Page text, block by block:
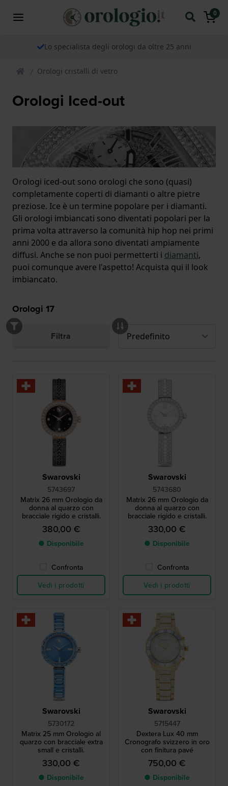
0
Lo specialista degli orologi da oltre 25 anni
Orologi cristalli di vetro
Orologi Iced-out
Orologi iced-out sono orologi che sono (quasi)
completamente coperti di diamanti o altre pietre
preziose. Ice è un termine popolare per i diamanti.
Gli orologi imbiancati sono diventati popolari per la
prima volta attraverso la comunità hip hop nei primi
anni 2000 e da allora sono diventati ampiamente
diffusi. Anche se non puoi permetterti i diamanti,
puoi comunque avere l'aspetto! Acquista qui il look
imbiancato.
Orologi 17
Filtra
Swarovski
5743697
Matrix 26 mm Orologio da
donna al quarzo con
bracciale rigido e cristalli.
380,00 €
● Disponibile
Confronta
Vedi i prodotti
Swarovski
5743680
Matrix 26 mm Orologio da
donna al quarzo con
bracciale rigido e cristalli.
330,00 €
● Disponibile
Confronta
Vedi i prodotti
Swarovski
5730172
Matrix 25 mm Orologio al
quarzo con bracciale extra
small e cristalli.
330,00 €
● Disponibile
Swarovski
5715447
Dextera Lux 40 mm
Cronografo svizzero in oro
con finitura pavé
750,00 €
● Disponibile